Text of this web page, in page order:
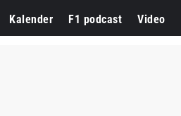
Kalender F1 podcast Video